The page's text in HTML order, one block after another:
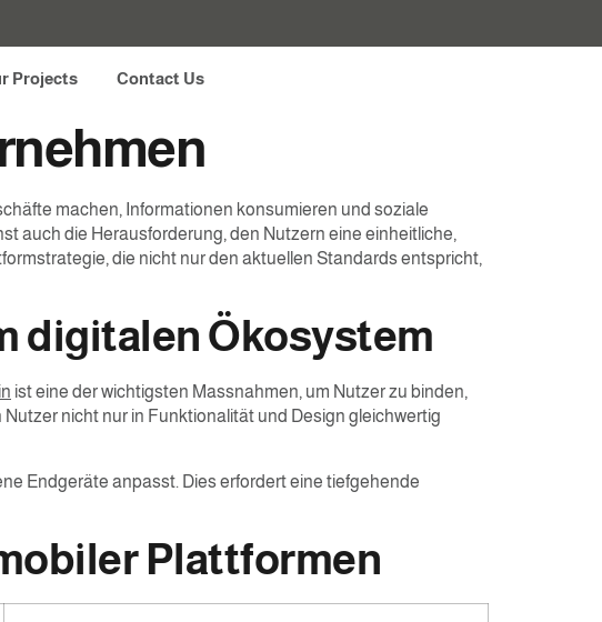
Projects Contact Us
digitalen Ära: Ein
machen, Informationen konsumieren und soziale
auch die Herausforderung, den Nutzern eine einheitliche,
die nicht nur den aktuellen Standards entspricht,
digitalen Ökosystem
ist eine der wichtigsten Massnahmen, um Nutzer zu binden,
nicht nur in Funktionalität und Design gleichwertig
Endgeräte anpasst. Dies erfordert eine tiefgehende
Plattformen